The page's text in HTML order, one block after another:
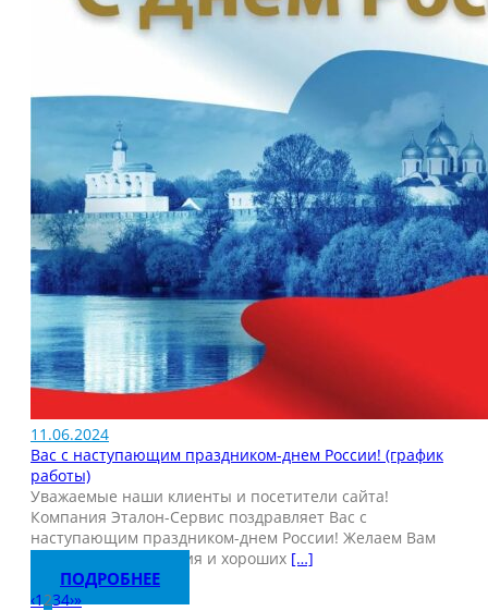
11.06.2024
Вас с наступающим праздником-днем России! (график
работы)
Уважаемые наши клиенты и посетители сайта!
Компания Эталон-Сервис поздравляет Вас с
наступающим праздником-днем России! Желаем Вам
отличного настроения и хороших […]
ПОДРОБНЕЕ
‹1234›»